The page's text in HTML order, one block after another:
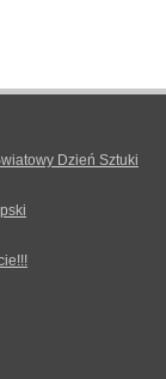
Dzień Sztuki